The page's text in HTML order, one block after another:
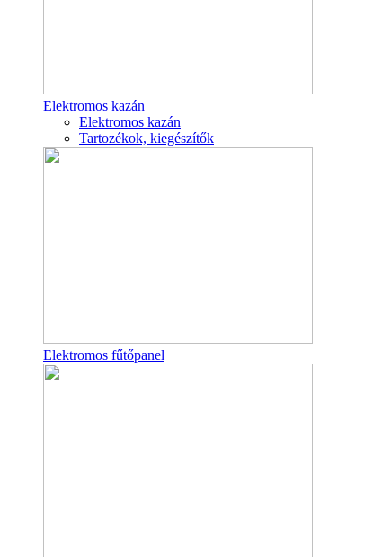
Elektromos kazán
Elektromos kazán
Tartozékok, kiegészítők
Elektromos fűtőpanel